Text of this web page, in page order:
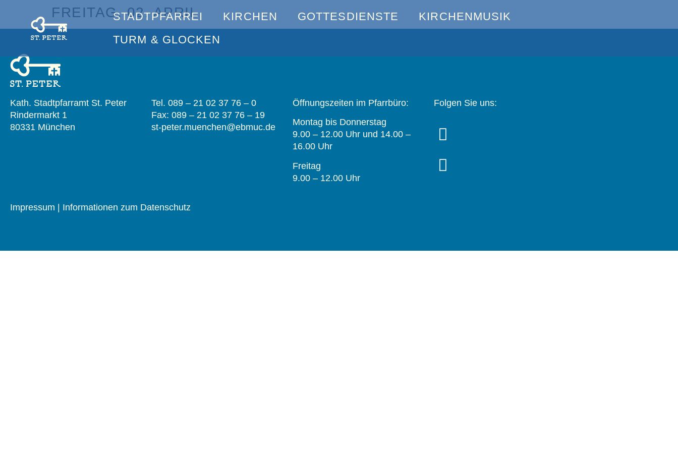
STADTPFARREI KIRCHEN GOTTESDIENSTE
KIRCHENMUSIK
TURM & GLOCKEN
FREITAG, 02. APRIL
Kath. Stadtpfarramt St. Peter
Rindermarkt 1
80331 München
Tel. 089 – 21 02 37 76 – 0
Fax: 089 – 21 02 37 76 – 19
st-peter.muenchen@ebmuc.de
Öffnungszeiten im Pfarrbüro:
Montag bis Donnerstag
9.00 – 12.00 Uhr und 14.00 –
16.00 Uhr
Freitag
9.00 – 12.00 Uhr
Folgen Sie uns:
Impressum | Informationen zum Datenschutz